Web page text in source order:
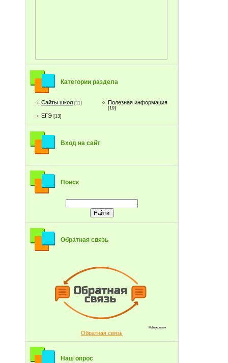
Категории раздела
Сайты школ [11] Полезная информация
[19]
ЕГЭ [13]
Вход на сайт
Поиск
Обратная связь
Обратная связь
Наш опрос